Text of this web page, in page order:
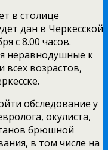
в столице
дан в Черкесской
с 8.00 часов.
неравнодушные к
возрастов,
обследование у
окулиста,
брюшной
в том числе на